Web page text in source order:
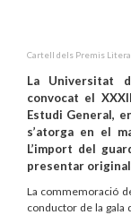
Cartell dels Premis
La Universitat
convocat el
Estudi General,
s’atorga en el
L’import del
presentar
La commemoració
conductor de la gala